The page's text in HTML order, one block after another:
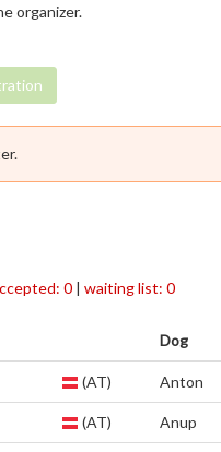
organizer.
0 | waiting list: 0
Dog
(AT) Anton
(AT) Anup